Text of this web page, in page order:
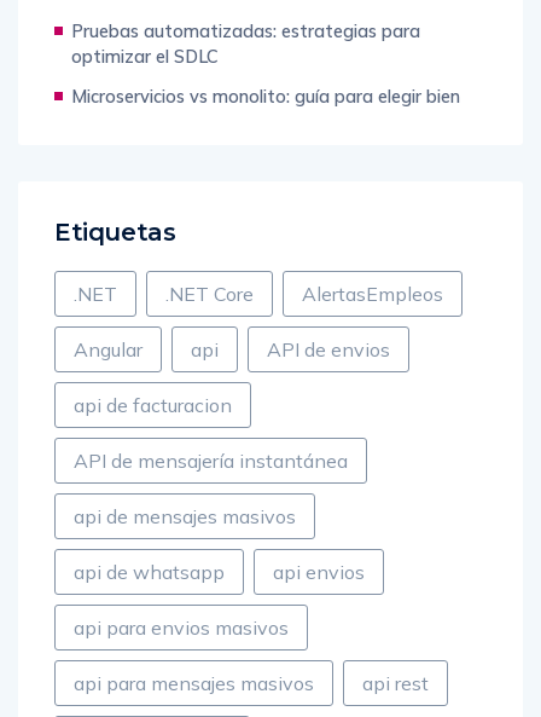
Pruebas automatizadas: estrategias para
optimizar el SDLC
Microservicios vs monolito: guía para elegir bien
Etiquetas
.NET .NET Core AlertasEmpleos
Angular api API de envios
api de facturacion
API de mensajería instantánea
api de mensajes masivos
api de whatsapp api envios
api para envios masivos
api para mensajes masivos api rest